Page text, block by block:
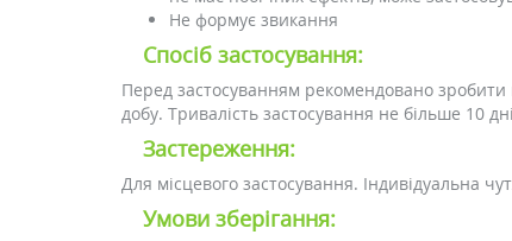
Не формує звикання
Спосіб застосування:
Перед застосуванням рекомендовано
добу. Тривалість застосування не більше 10
Застереження:
Для місцевого застосування. Індивідуальна
Умови зберігання: